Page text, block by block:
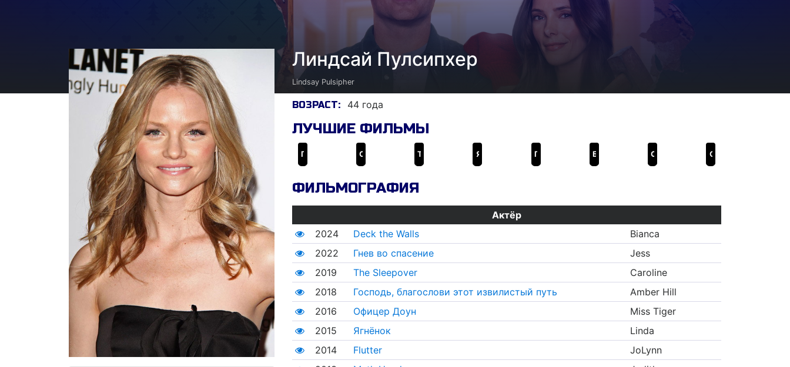
Линдсай Пулсипхер
Lindsay Pulsipher
ВОЗРАСТ: 44 года
ЛУЧШИЕ ФИЛЬМЫ
ФИЛЬМОГРАФИЯ
Актёр
2024
Deck the Walls
Bianca
2022
Гнев во спасение
Jess
2019
The Sleepover
Caroline
2018
Господь, благослови этот извилистый путь
Amber Hill
2016
Офицер Доун
Miss Tiger
2015
Ягнёнок
Linda
2014
Flutter
JoLynn